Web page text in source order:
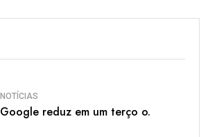
NOTÍCIAS
Google reduz em um terço o.